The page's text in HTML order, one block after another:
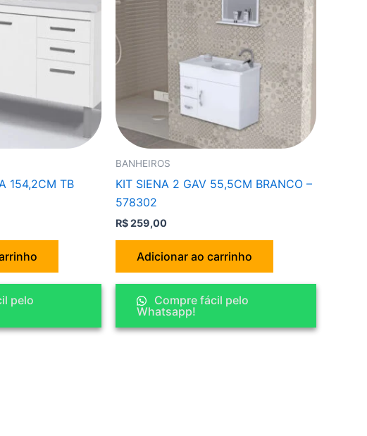
154,2CM TB
pelo
BANHEIROS
KIT SIENA 2 GAV 55,5CM BRANCO –
578302
R$259,00
Adicionar ao carrinho
Compre fácil pelo
Whatsapp!